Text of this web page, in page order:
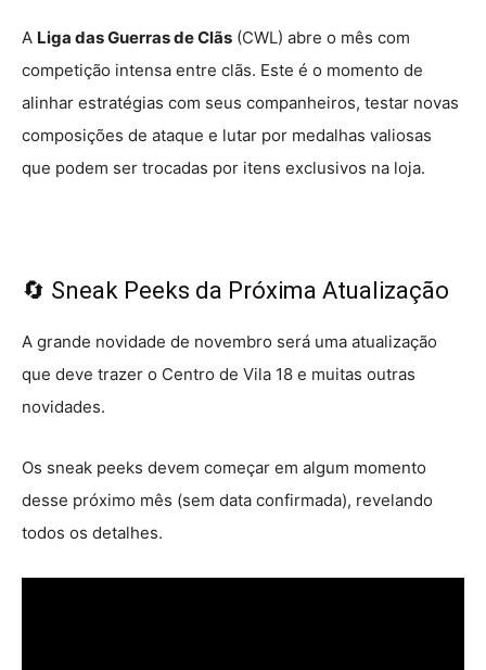
A Liga das Guerras de Clãs (CWL) abre o mês com
competição intensa entre clãs. Este é o momento de
alinhar estratégias com seus companheiros, testar novas
composições de ataque e lutar por medalhas valiosas
que podem ser trocadas por itens exclusivos na loja.
🔄 Sneak Peeks da Próxima Atualização
A grande novidade de novembro será uma atualização
que deve trazer o Centro de Vila 18 e muitas outras
novidades.
Os sneak peeks devem começar em algum momento
desse próximo mês (sem data confirmada), revelando
todos os detalhes.